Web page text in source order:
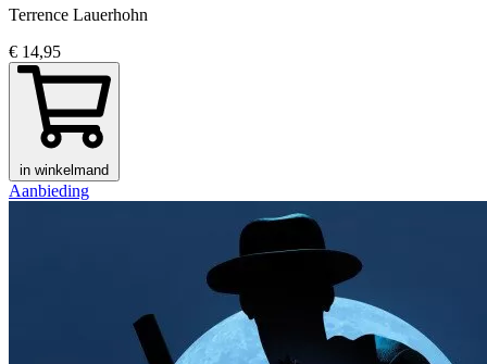
Terrence Lauerhohn
€ 14,95
in winkelmand
Aanbieding